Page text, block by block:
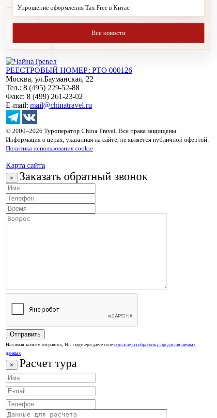
Упрощение оформления Tax Free в Китае
Все новости
РЕЕСТРОВЫЙ НОМЕР: РТО 000126
Москва, ул.Бауманская, 22
Тел.: 8 (495) 229-52-88
Факс: 8 (499) 261-23-02
E-mail: mail@chinatravel.ru
© 2000–2026 Туроператор China Travel. Все права защищены.
Информация о ценах, указанная на сайте, не является публичной офертой.
Политика использования cookie
Карта сайта
× Заказать обратный звонок
Нажимая кнопку отправить, Вы подтверждаете свое согласие на обработку предоставляемых
данных
× Расчет тура